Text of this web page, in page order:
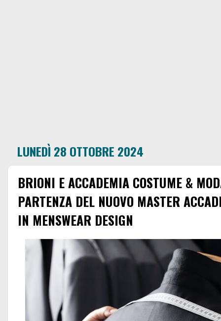
LUNEDÌ 28 OTTOBRE 2024
BRIONI E ACCADEMIA COSTUME &
PARTENZA DEL NUOVO MASTER
IN MENSWEAR DESIGN